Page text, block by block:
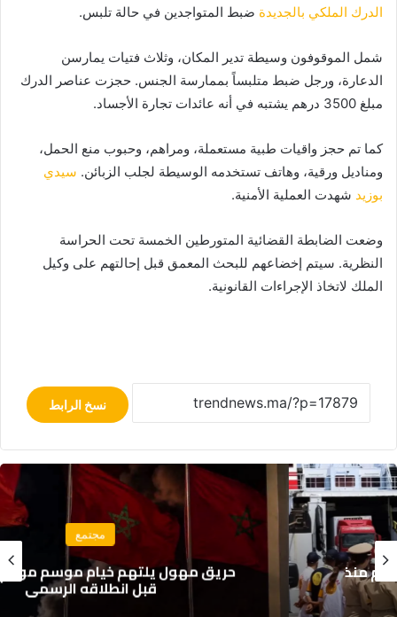
الدرك الملكي بالجديدة ضبط المتواجدين في حالة تلبس.
شمل الموقوفون وسيطة تدير المكان، وثلاث فتيات يمارسن
الدعارة، ورجل ضبط متلبساً بممارسة الجنس. حجزت عناصر الدرك
مبلغ 3500 درهم يشتبه في أنه عائدات تجارة الأجساد.
كما تم حجز واقيات طبية مستعملة، ومراهم، وحبوب منع الحمل،
ومناديل ورقية، وهاتف تستخدمه الوسيطة لجلب الزبائن. سيدي
بوزيد شهدت العملية الأمنية.
وضعت الضابطة القضائية المتورطين الخمسة تحت الحراسة
النظرية. سيتم إخضاعهم للبحث المعمق قبل إحالتهم على وكيل
الملك لاتخاذ الإجراءات القانونية.
نسخ الرابط
حريق مهول يلتهم خيام موسم مولاي عبد الله
قبل انطلاقه الرسمي